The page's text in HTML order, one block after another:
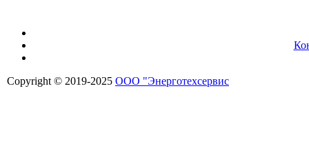
Copyright © 2019-2025 ООО "Энерготехсервис